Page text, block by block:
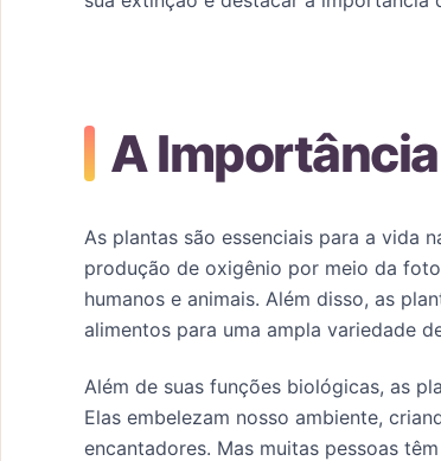
A
As plantas são essenciais para a vida
produção de oxigênio por meio da
humanos e animais. Além disso, as
alimentos para uma ampla variedade
Além de suas funções biológicas, as
Elas embelezam nosso ambiente,
encantadores. Mas muitas pessoas